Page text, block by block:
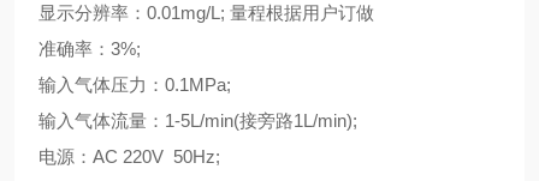
显示分辨率：0.01mg/L; 量程根据用户订做
准确率：3%;
输入气体压力：0.1MPa;
输入气体流量：1-5L/min(接旁路1L/min);
电源：AC 220V 50Hz;